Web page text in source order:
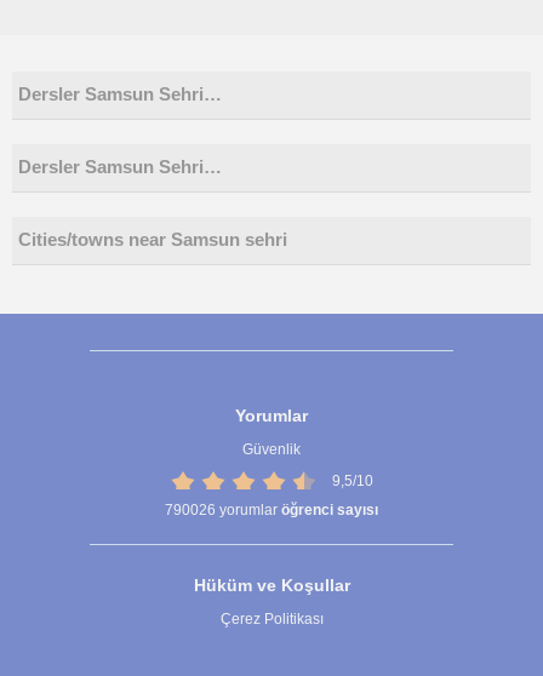
Dersler Samsun Sehri…
Dersler Samsun Sehri…
Cities/towns near Samsun sehri
Yorumlar
Güvenlik
9,5/10
790026 yorumlar öğrenci sayısı
Hüküm ve Koşullar
Çerez Politikası